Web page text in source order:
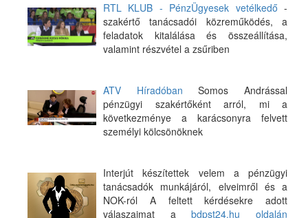
RTL KLUB - PénzÜgyesek vetélkedő -
szakértő tanácsadói közreműködés, a
feladatok kitalálása és összeállítása,
valamint részvétel a zsűriben
ATV Híradóban Somos Andrással
pénzügyi szakértőként arról, mi a
következménye a karácsonyra felvett
személyi kölcsönöknek
Interjút készítettek velem a pénzügyi
tanácsadók munkájáról, elveimről és a
NOK-ról A feltett kérdésekre adott
válaszaimat abdpst24.hu oldalán